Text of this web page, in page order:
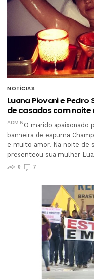
NOTÍCIAS
Luana Piovani e
de casados com noite
ADMINO marido apaixonado
banheira de espuma
e muito amor. Na noite de
presenteou sua mulher
0
7